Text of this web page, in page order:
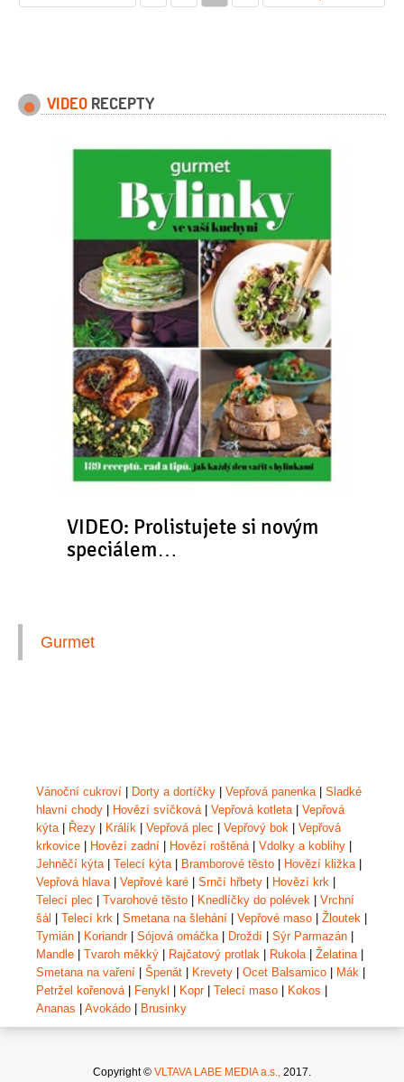
VIDEO RECEPTY
VIDEO: Prolistujete si novým
speciálem…
Gurmet
Vánoční cukroví Dorty a dortíčky Vepřová panenka| Sladké
hlavní chody
Hovězí svíčková| Vepřová kotleta| Vepřová
kýta| Řezy Králík Vepřová plec Vepřový bok
Vepřová
krkovice
Hovězí zadní Hovězí roštěná| Vdolky a koblihy
Jehněčí kýta| Telecí kýta| Bramborové těsto Hovězí kližka|
Vepřová hlava| Vepřové karé Srnčí hřbety Hovězí krk
Telecí plec
Tvarohové těsto Knedlíčky do polévek
Vrchní
šál
Telecí krk Smetana na šlehání Vepřové maso Žloutek
Tymián
Koriandr| Sójová omáčka| Droždí Sýr Parmazán
Mandle
Tvaroh měkký Rajčatový protlak Rukola| Želatina|
Smetana na vaření
Špenát Krevety Ocet Balsamico Mák
Petržel kořenová| Fenykl Kopr| Telecí maso Kokos
Ananas
Avokádo Brusinky
Copyright © VLTAVA LABE MEDIA a.s., 2017.